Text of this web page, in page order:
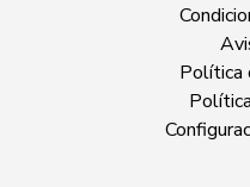
Política